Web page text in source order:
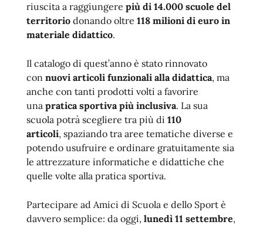
riuscita a raggiungere più di 14.000 scuole del
territorio donando oltre 118 milioni di euro in
materiale didattico.
Il catalogo di quest’anno è stato rinnovato
con nuovi articoli funzionali alla didattica, ma
anche con tanti prodotti volti a favorire
una pratica sportiva più inclusiva. La sua
scuola potrà scegliere tra più di 110
articoli, spaziando tra aree tematiche diverse e
potendo usufruire e ordinare gratuitamente sia
le attrezzature informatiche e didattiche che
quelle volte alla pratica sportiva.
Partecipare ad Amici di Scuola e dello Sport è
davvero semplice: da oggi, lunedì 11 settembre,